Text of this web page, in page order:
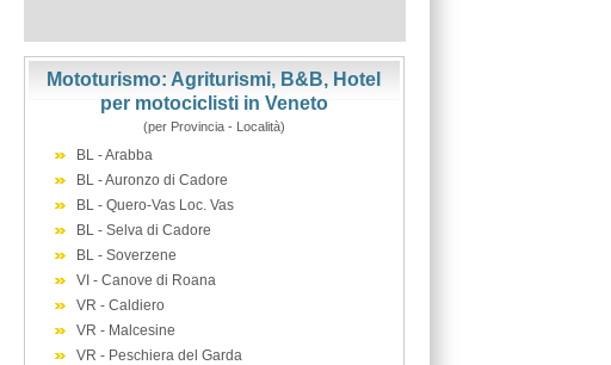
Mototurismo: Agriturismi, B&B, Hotel
per motociclisti in Veneto
(per Provincia - Località)
BL - Arabba
BL - Auronzo di Cadore
BL - Quero-Vas Loc. Vas
BL - Selva di Cadore
BL - Soverzene
VI - Canove di Roana
VR - Caldiero
VR - Malcesine
VR - Peschiera del Garda